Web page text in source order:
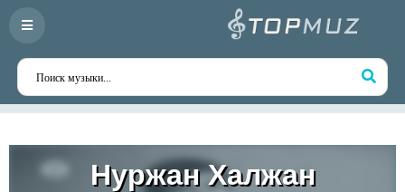
Нуржан Халжан